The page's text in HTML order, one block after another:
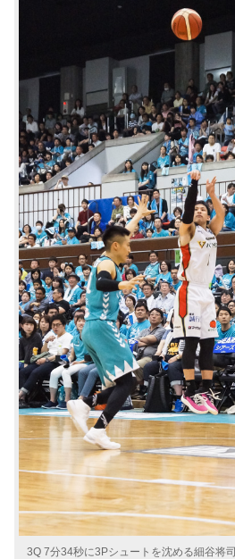
3Q 7分34秒に3Pシュートを沈める細谷将司